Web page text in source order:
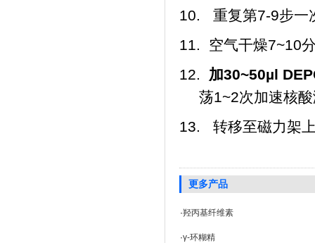
10. 重复第7-9步一
11. 空气干燥7~10
12. 加30~50µl
荡1~2次加速核
13. 转移至磁力架
更多产品
·羟丙基纤维素
·γ-环糊精